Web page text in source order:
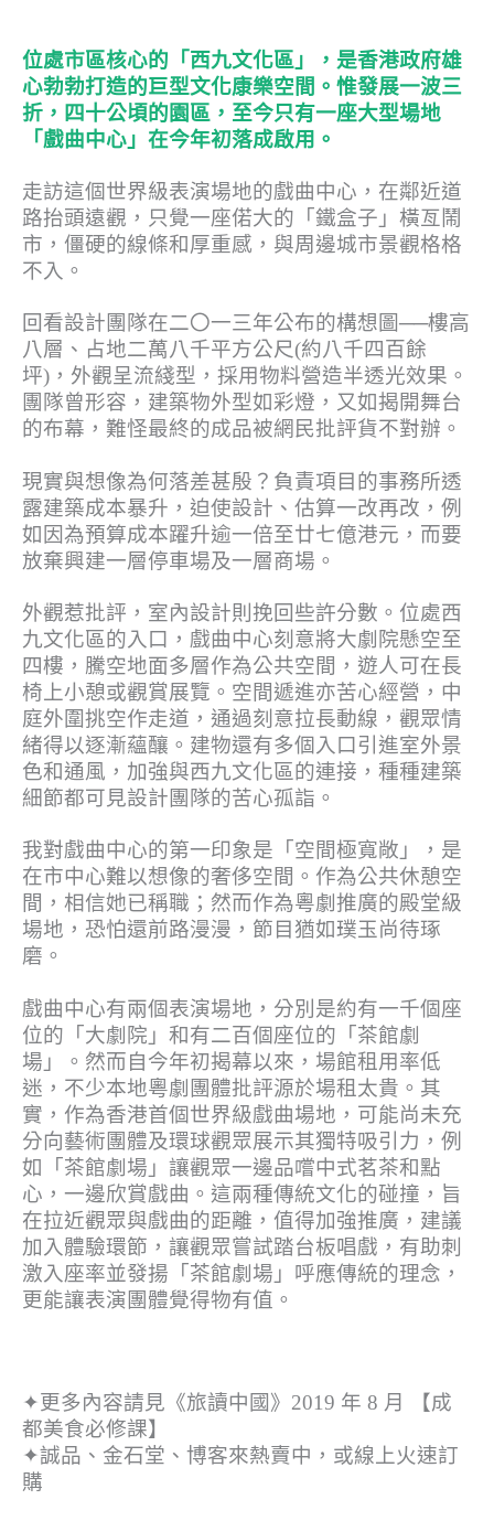
位處市區核心的「西九文化區」，是香港政府雄
心勃勃打造的巨型文化康樂空間。惟發展一波三
折，四十公頃的園區，至今只有一座大型場地
「戲曲中心」在今年初落成啟用。
走訪這個世界級表演場地的戲曲中心，在鄰近道
路抬頭遠觀，只覺一座偌大的「鐵盒子」橫亙鬧
市，僵硬的線條和厚重感，與周邊城市景觀格格
不入。
回看設計團隊在二〇一三年公布的構想圖──樓高
八層、占地二萬八千平方公尺(約八千四百餘
坪)，外觀呈流綫型，採用物料營造半透光效果。
團隊曾形容，建築物外型如彩燈，又如揭開舞台
的布幕，難怪最終的成品被網民批評貨不對辦。
現實與想像為何落差甚殷？負責項目的事務所透
露建築成本暴升，迫使設計、估算一改再改，例
如因為預算成本躍升逾一倍至廿七億港元，而要
放棄興建一層停車場及一層商場。
外觀惹批評，室內設計則挽回些許分數。位處西
九文化區的入口，戲曲中心刻意將大劇院懸空至
四樓，騰空地面多層作為公共空間，遊人可在長
椅上小憩或觀賞展覽。空間遞進亦苦心經營，中
庭外圍挑空作走道，通過刻意拉長動線，觀眾情
緒得以逐漸蘊釀。建物還有多個入口引進室外景
色和通風，加強與西九文化區的連接，種種建築
細節都可見設計團隊的苦心孤詣。
我對戲曲中心的第一印象是「空間極寬敞」，是
在市中心難以想像的奢侈空間。作為公共休憩空
間，相信她已稱職；然而作為粵劇推廣的殿堂級
場地，恐怕還前路漫漫，節目猶如璞玉尚待琢
磨。
戲曲中心有兩個表演場地，分別是約有一千個座
位的「大劇院」和有二百個座位的「茶館劇
場」。然而自今年初揭幕以來，場館租用率低
迷，不少本地粵劇團體批評源於場租太貴。其
實，作為香港首個世界級戲曲場地，可能尚未充
分向藝術團體及環球觀眾展示其獨特吸引力，例
如「茶館劇場」讓觀眾一邊品嚐中式茗茶和點
心，一邊欣賞戲曲。這兩種傳統文化的碰撞，旨
在拉近觀眾與戲曲的距離，值得加強推廣，建議
加入體驗環節，讓觀眾嘗試踏台板唱戲，有助刺
激入座率並發揚「茶館劇場」呼應傳統的理念，
更能讓表演團體覺得物有值。
✦更多內容請見《旅讀中國》2019 年 8 月 【成
都美食必修課】
✦誠品、金石堂、博客來熱賣中，或線上火速訂
購